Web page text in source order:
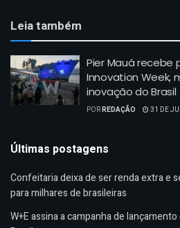
Leia também
Pier Mauá recebe
Innovation Week,
inovação do Brasil
PORREDAÇÃO 31 DE
Últimas postagens
Confeitaria deixa de ser renda extra e
para milhares de brasileiras
W+E assina a campanha de